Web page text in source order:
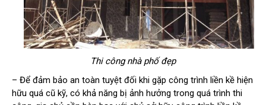
Thi công nhà phố đẹp
– Để đảm bảo an toàn tuyệt đối khi gặp công trình liền kề hiện
hữu quá cũ kỹ, có khả năng bị ảnh hưởng trong quá trình thi